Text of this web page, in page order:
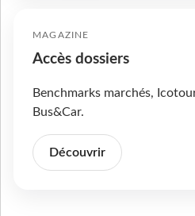
MAGAZINE
Accès dossiers
Benchmarks marchés,
Bus&Car.
Découvrir